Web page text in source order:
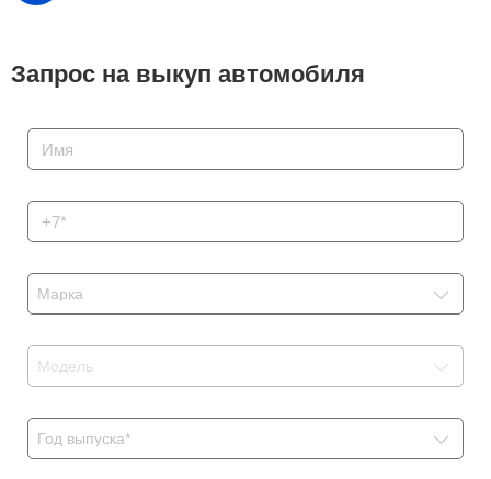
Запрос на выкуп автомобиля
Марка
Модель
Год выпуска*